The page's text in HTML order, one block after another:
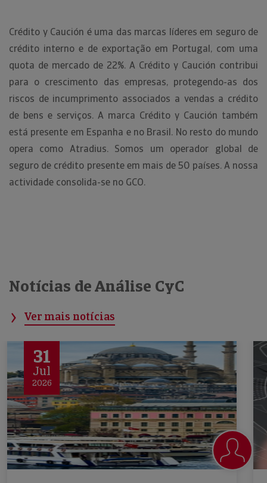
Crédito y Caución é uma das marcas líderes em seguro de
crédito interno e de exportação em Portugal, com uma
quota de mercado de 22%. A Crédito y Caución contribui
para o crescimento das empresas, protegendo-as dos
riscos de incumprimento associados a vendas a crédito
de bens e serviços. A marca Crédito y Caución também
está presente em Espanha e no Brasil. No resto do mundo
opera como Atradius. Somos um operador global de
seguro de crédito presente em mais de 50 países. A nossa
actividade consolida-se no GCO.
Notícias de Análise CyC
Ver mais notícias
31
Jul
2026